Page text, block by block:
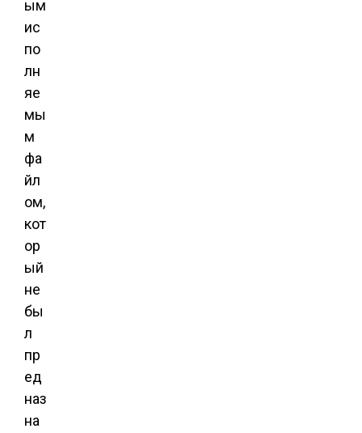
ым
ис
по
лн
яе
мы
м
фа
йл
ом,
кот
ор
ый
не
бы
л
пр
ед
наз
на